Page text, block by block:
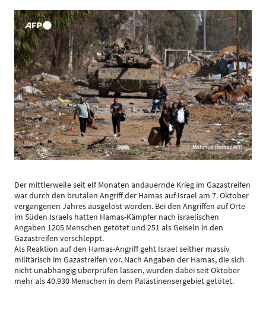
Der mittlerweile seit elf Monaten andauernde Krieg im Gazastreifen
war durch den brutalen Angriff der Hamas auf Israel am 7. Oktober
vergangenen Jahres ausgelöst worden. Bei den Angriffen auf Orte
im Süden Israels hatten Hamas-Kämpfer nach israelischen
Angaben 1205 Menschen getötet und 251 als Geiseln in den
Gazastreifen verschleppt.
Als Reaktion auf den Hamas-Angriff geht Israel seither massiv
militärisch im Gazastreifen vor. Nach Angaben der Hamas, die sich
nicht unabhängig überprüfen lassen, wurden dabei seit Oktober
mehr als 40.930 Menschen in dem Palästinensergebiet getötet.